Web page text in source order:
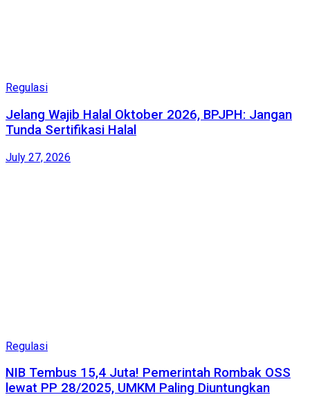
Regulasi
Jelang Wajib Halal Oktober 2026, BPJPH: Jangan
Tunda Sertifikasi Halal
July 27, 2026
Regulasi
NIB Tembus 15,4 Juta! Pemerintah Rombak OSS
lewat PP 28/2025, UMKM Paling Diuntungkan